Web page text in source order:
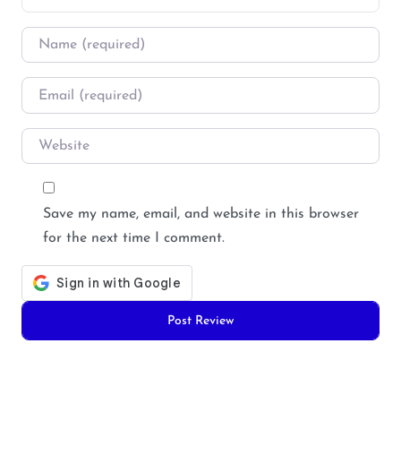
Name
Email
Website
Save my name, email, and website in this browser
for the next time I comment.